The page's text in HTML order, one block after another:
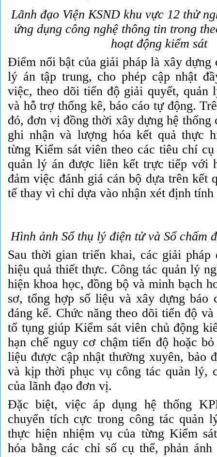
Lãnh đạo Viện KSND khu vực 12 thử
ứng dụng công nghệ thông tin trong
hoạt động kiểm sát
Điểm nổi bật của giải pháp là xây dựng
lý án tập trung, cho phép cập nhật
việc, theo dõi tiến độ giải quyết, quản
và hỗ trợ thống kê, báo cáo tự động.
đó, đơn vị đồng thời xây dựng hệ thống
ghi nhận và lượng hóa kết quả thực
từng Kiểm sát viên theo các tiêu chí
quản lý án được liên kết trực tiếp với
đảm việc đánh giá cán bộ dựa trên kết
tế thay vì chỉ dựa vào nhận xét định
Hình ảnh Sổ thụ lý điện tử và Sổ chấm
Sau thời gian triển khai, các giải pháp
hiệu quả thiết thực. Công tác quản lý
hiện khoa học, đồng bộ và minh bạch
sơ, tổng hợp số liệu và xây dựng báo
đáng kể. Chức năng theo dõi tiến độ
tố tụng giúp Kiểm sát viên chủ động
hạn chế nguy cơ chậm tiến độ hoặc
liệu được cập nhật thường xuyên, bảo
và kịp thời phục vụ công tác quản lý,
của lãnh đạo đơn vị.
Đặc biệt, việc áp dụng hệ thống
chuyển tích cực trong công tác quản
thực hiện nhiệm vụ của từng Kiểm
hóa bằng các chỉ số cụ thể, phản